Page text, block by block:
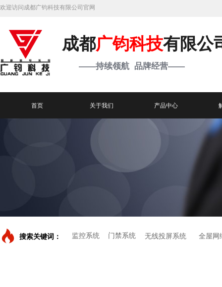
欢迎访问成都广钧科技有限公司官网
成都广钧科技有限公
——持续领航 品牌经营——
首页 关于我们 产品中心
监控系统 门禁系统 全屋网
无线投屏系统
搜索关键词：